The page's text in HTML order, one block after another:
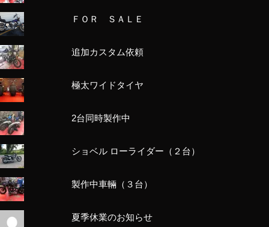
ＦＯＲ ＳＡＬＥ
追加カスタム依頼
極太ワイドタイヤ
2台同時製作中
ショベル ローライダー（２台）
製作中車輛（３台）
夏季休業のお知らせ